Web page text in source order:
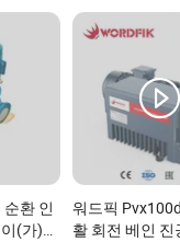
환 인
(가)
워드픽
활 회전 베인 진